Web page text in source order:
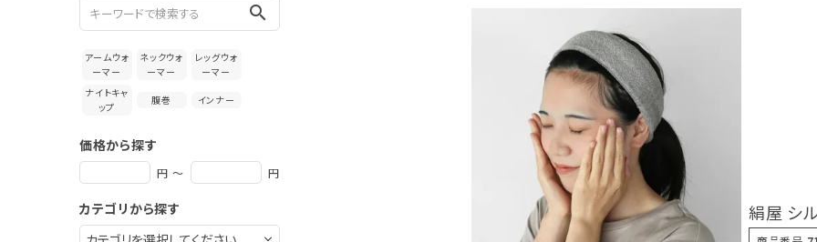
search
アームウォ
ーマー
ネックウォ
ーマー
レッグウォ
ーマー
ナイトキャ
ップ
腹巻 インナー
価格から探す
円 ～ 円
カテゴリから探す 絹屋 シ